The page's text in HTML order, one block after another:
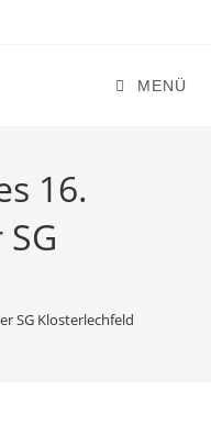
MENÜ
16.
SG Klosterlechfeld